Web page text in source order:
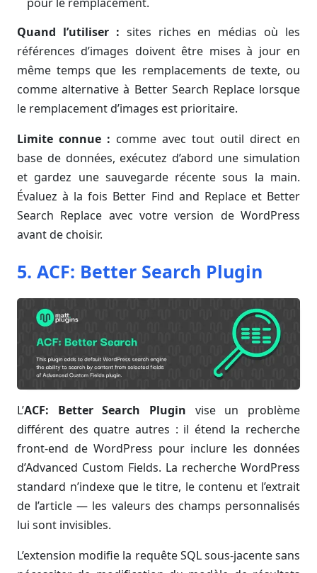
Quand l’utiliser : sites riches en médias où les
références d’images doivent être mises à jour en
même temps que les remplacements de texte, ou
comme alternative à Better Search Replace lorsque
le remplacement d’images est prioritaire.
Limite connue : comme avec tout outil direct en
base de données, exécutez d’abord une simulation
et gardez une sauvegarde récente sous la main.
Évaluez à la fois Better Find and Replace et Better
Search Replace avec votre version de WordPress
avant de choisir.
5. ACF: Better Search Plugin
L’ACF: Better Search Plugin vise un problème
différent des quatre autres : il étend la recherche
front-end de WordPress pour inclure les données
d’Advanced Custom Fields. La recherche WordPress
standard n’indexe que le titre, le contenu et l’extrait
de l’article — les valeurs des champs personnalisés
lui sont invisibles.
L’extension modifie la requête SQL sous-jacente sans